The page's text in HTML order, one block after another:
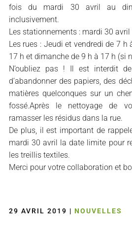
fois du mardi 30 avril au
inclusivement.
Les stationnements : mardi 30
Les rues : Jeudi et vendredi de 7 h
17 h et dimanche de 9 h à 17 h (si
N’oubliez pas ! Il est interdit
d’abandonner des papiers, des
matières quelconques sur un
fossé.Après le nettoyage de
ramasser les résidus dans la rue.
De plus, il est important de
mardi 30 avril la date limite pour
les treillis textiles.
Merci pour votre collaboration et
29 AVRIL 2019 | NOUVELLES